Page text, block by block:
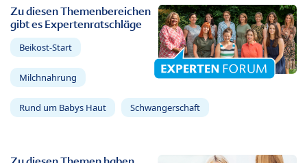
Zu diesen Themenbereichen
gibt es Expertenratschläge
Beikost-Start
Milchnahrung
Rund um Babys Haut Schwangerschaft